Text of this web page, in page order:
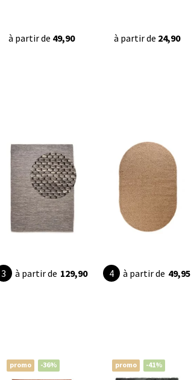
à partir de 49,90 à partir de 24,90
à partir de 129,90 à partir de 49,95
promo -36% promo -41%